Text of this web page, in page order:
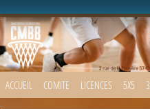
ACCUEIL COMITE LICENCES 5X5